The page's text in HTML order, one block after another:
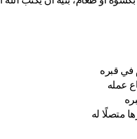
في قبره
عمله
متصلًا له